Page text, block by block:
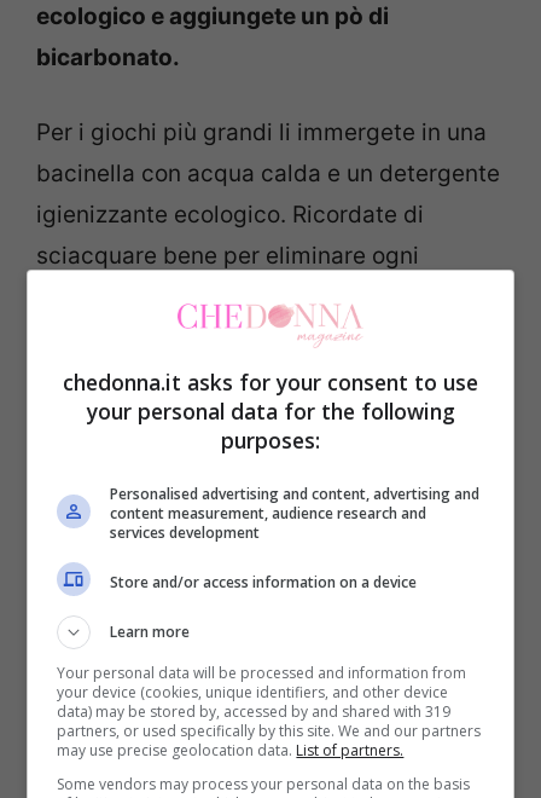
ecologico e aggiungete un pò di
bicarbonato.
Per i giochi più grandi li immergete in una
bacinella con acqua calda e un detergente
igienizzante ecologico. Ricordate di
sciacquare bene per eliminare ogni
residuo di detergente e poi asciugate con
un panno morbido. In caso di peluche
leggete il nostro articolo dedicato alla
pulizia dei giocattoli.
Dopo aver lavato con cura tutti i giocattoli,
procedete alla camera, innanzitutto dovete
rimuovere bene la polvereanche negli
angoli dimenticati della stanza.
Si sa che l’accumulo di polvere potrebbe
essere deleterio per isoggetti allergici agli
acari della polvere. Quindi spostate letti,
chedonna.it asks for your consent to use
your personal data for the following
purposes:
Personalised advertising and content, advertising and
content measurement, audience research and
services development
Store and/or access information on a device
Learn more
Your personal data will be processed and information from
your device (cookies, unique identifiers, and other device
data) may be stored by, accessed by and shared with 319
partners, or used specifically by this site. We and our partners
may use precise geolocation data. List of partners.
Some vendors may process your personal data on the basis